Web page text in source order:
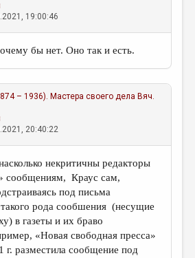
19:00:46
бы нет. Оно так и есть.
– 1936). Мастера своего дела Вяч.
20:40:22
некритичны редакторы
сообщениям, Краус сам,
под письма
такого рода сообшения (несущие
в газеты и их браво
«Новая свободная пресса»
г. разместила сообщение под